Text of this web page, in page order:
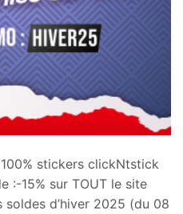
stickers clickNtstick
:-15% sur TOUT le site
d’hiver 2025 (du 08